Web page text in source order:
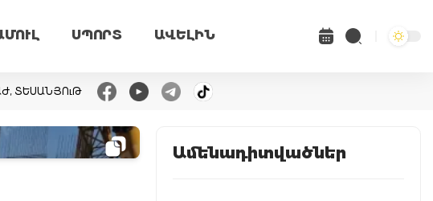
ՍՊՈՐՏ ԱՎԵԼԻՆ
ՏԵՍԱՆՅՈւԹ
Ամենադիտվածներ